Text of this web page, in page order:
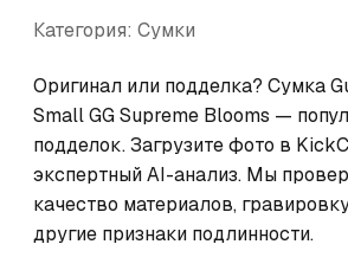
Категория: Сумки
Оригинал или подделка? Сумка
Small GG Supreme Blooms —
подделок. Загрузите фото в
экспертный AI-анализ. Мы
качество материалов,
другие признаки подлинности.